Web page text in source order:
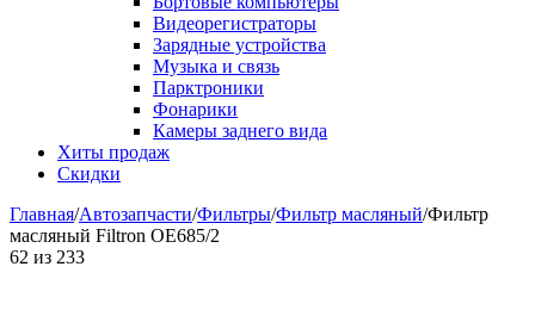
Видеорегистраторы
Зарядные устройства
Музыка и связь
Парктроники
Фонарики
Камеры заднего вида
Хиты продаж
Скидки
Главная/Автозапчасти/Фильтры/Фильтр масляный/Фильтр
масляный Filtron OE685/2
62 из 233